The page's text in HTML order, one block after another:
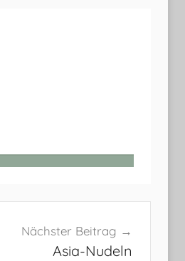
Nächster Beitrag
Asia-Nudeln